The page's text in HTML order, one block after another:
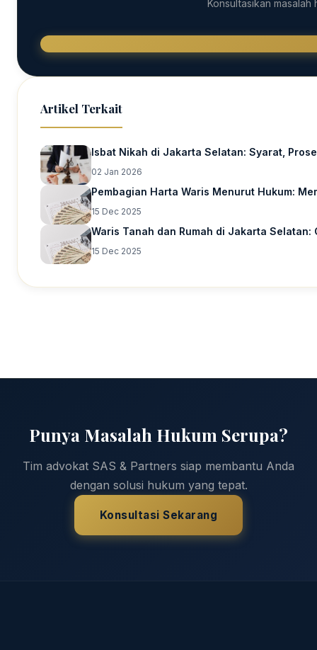
Konsultasikan
Artikel Terkait
Isbat Nikah di Jakarta Selatan: Syarat,
02 Jan 2026
Pembagian Harta Waris Menurut Hukum:
15 Dec 2025
Waris Tanah dan Rumah di Jakarta Selatan:
15 Dec 2025
Punya Masalah Hukum Serupa?
Tim advokat SAS & Partners siap membantu Anda
dengan solusi hukum yang tepat.
Konsultasi Sekarang